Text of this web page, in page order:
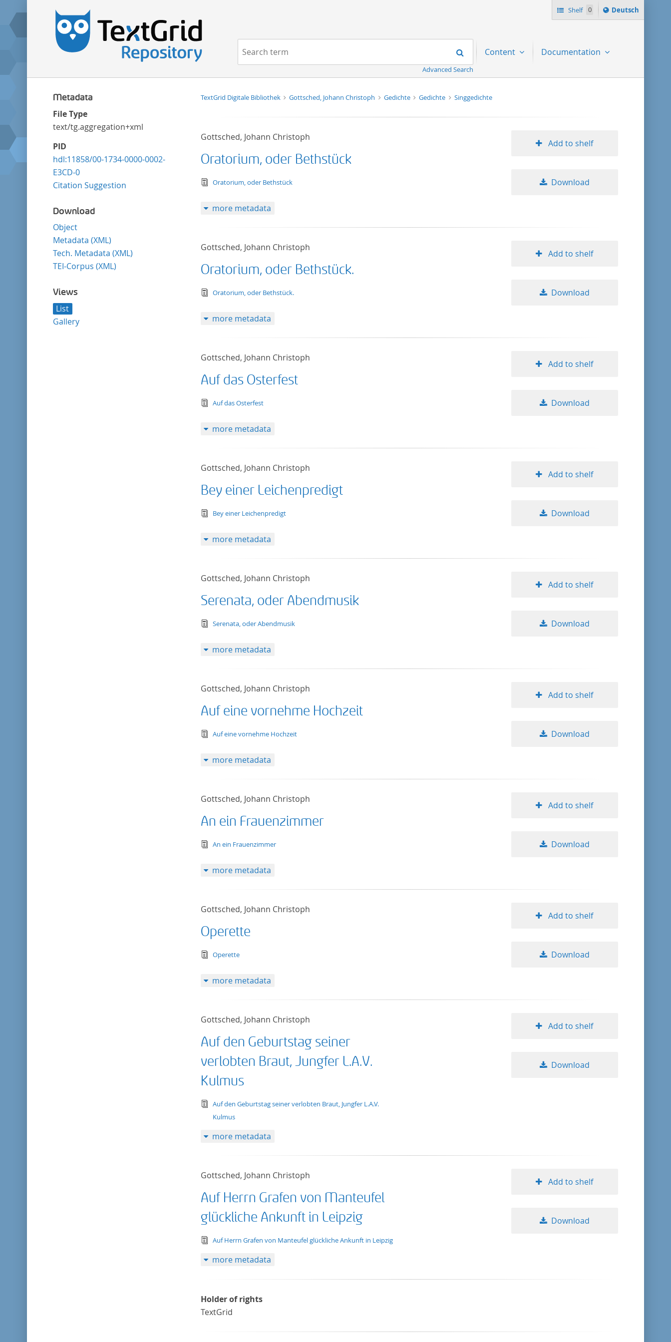
Shelf 0
Sprache
ï¿½ndern
Deutsch
Navigation Search
Advanced Search
Content Documentation
Metadata
File Type
text/tg.aggregation+xml
PID
hdl:11858/00-1734-0000-0002-
E3CD-0
Citation Suggestion
Download
Object
Metadata (XML)
Tech. Metadata (XML)
TEI-Corpus (XML)
Views
List
Gallery
TextGrid Digitale Bibliothek Gottsched, Johann Christoph Gedichte Gedichte Singgedichte
Gottsched, Johann Christoph
Oratorium, oder Bethstück
text/tg.edition+tg.aggregation+xml
Oratorium, oder Bethstück
Add to shelf
Download
more metadata
Gottsched, Johann Christoph
Oratorium, oder Bethstück.
text/tg.edition+tg.aggregation+xml
Oratorium, oder Bethstück.
Add to shelf
Download
more metadata
Gottsched, Johann Christoph
Auf das Osterfest
text/tg.edition+tg.aggregation+xml
Auf das Osterfest
Add to shelf
Download
more metadata
Gottsched, Johann Christoph
Bey einer Leichenpredigt
text/tg.edition+tg.aggregation+xml
Bey einer Leichenpredigt
Add to shelf
Download
more metadata
Gottsched, Johann Christoph
Serenata, oder Abendmusik
text/tg.edition+tg.aggregation+xml
Serenata, oder Abendmusik
Add to shelf
Download
more metadata
Gottsched, Johann Christoph
Auf eine vornehme Hochzeit
text/tg.edition+tg.aggregation+xml
Auf eine vornehme Hochzeit
Add to shelf
Download
more metadata
Gottsched, Johann Christoph
An ein Frauenzimmer
text/tg.edition+tg.aggregation+xml
An ein Frauenzimmer
Add to shelf
Download
more metadata
Gottsched, Johann Christoph
Operette
text/tg.edition+tg.aggregation+xml
Operette
Add to shelf
Download
more metadata
Gottsched, Johann Christoph
Auf den Geburtstag seiner
verlobten Braut, Jungfer L.A.V.
Kulmus
text/tg.edition+tg.aggregation+xml
Auf den Geburtstag seiner verlobten Braut, Jungfer L.A.V.
Kulmus
Add to shelf
Download
more metadata
Gottsched, Johann Christoph
Auf Herrn Grafen von Manteufel
glückliche Ankunft in Leipzig
text/tg.edition+tg.aggregation+xml
Auf Herrn Grafen von Manteufel glückliche Ankunft in Leipzig
Add to shelf
Download
more metadata
Holder of rights
TextGrid